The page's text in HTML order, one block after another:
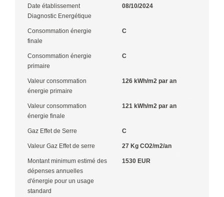
Date établissement
Diagnostic Energétique
08/10/2024
Consommation énergie
finale
C
Consommation énergie
primaire
C
Valeur consommation
énergie primaire
126 kWh/m2 par an
Valeur consommation
énergie finale
121 kWh/m2 par an
Gaz Effet de Serre C
Valeur Gaz Effet de serre 27 Kg CO2/m2/an
Montant minimum estimé des
dépenses annuelles
d'énergie pour un usage
standard
1530 EUR